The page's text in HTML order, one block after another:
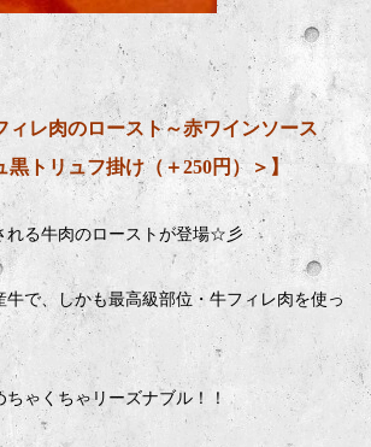
ィレ肉のロースト～赤ワインソース
トリュフ掛け（＋250円）＞】
れる牛肉のローストが登場☆彡
牛で、しかも最高級部位・牛フィレ肉を使っ
ちゃくちゃリーズナブル！！